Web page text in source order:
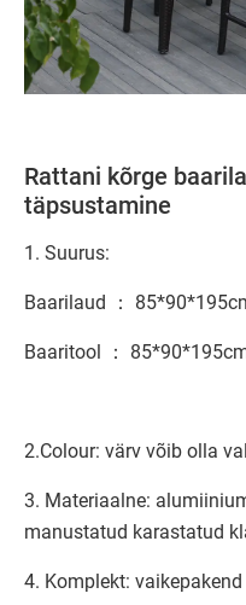
Rattani kõrge
täpsustamine
1. Suurus:
Baarilaud ：
Baaritool ：
2.Colour: värv võib olla
3. Materiaalne:
manustatud karastatud
4. Komplekt: